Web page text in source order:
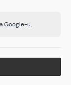
Google-u.